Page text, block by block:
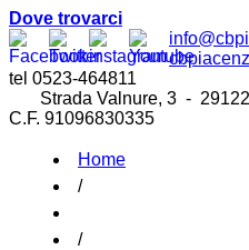
Dove trovarci
tel 0523-464811
Strada Valnure, 3 - 29122
C.F. 91096830335
Home
/
/